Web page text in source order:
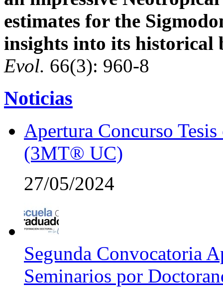
estimates for the
insights into its historical
Evol. 66(3): 960-8
Noticias
Apertura Concurso
(3MT® UC)
27/05/2024
Segunda Convocatoria
Seminarios por